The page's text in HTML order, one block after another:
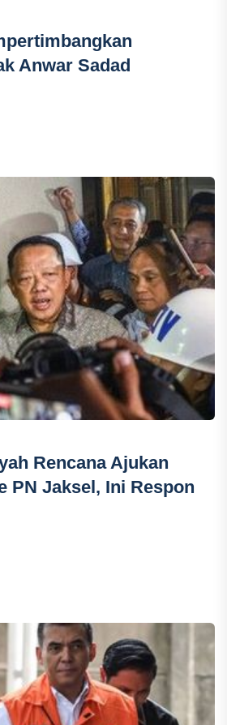
Anwar Sadad
Rencana Ajukan
PN Jaksel, Ini Respon